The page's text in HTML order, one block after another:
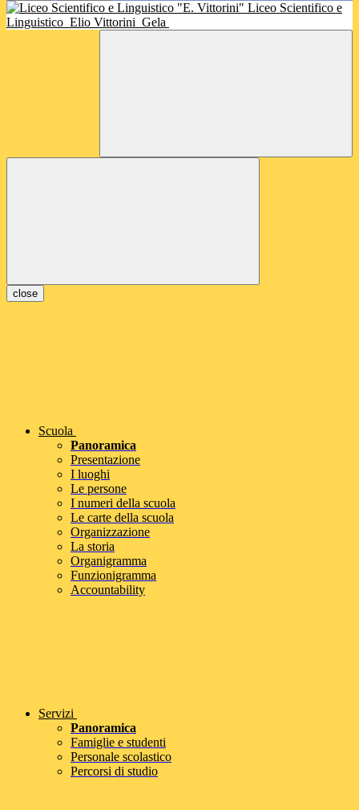
Liceo Scientifico e
Linguistico Elio Vittorini Gela
close
Scuola
Panoramica
Presentazione
I luoghi
Le persone
I numeri della scuola
Le carte della scuola
Organizzazione
La storia
Organigramma
Funzionigramma
Accountability
Servizi
Panoramica
Famiglie e studenti
Personale scolastico
Percorsi di studio